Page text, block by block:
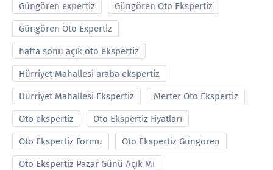
Güngören expertiz Güngören Oto Ekspertiz
Güngören Oto Expertiz
hafta sonu açık oto ekspertiz
Hürriyet Mahallesi araba ekspertiz
Hürriyet Mahallesi Ekspertiz Merter Oto Ekspertiz
Oto ekspertiz Oto Ekspertiz Fiyatları
Oto Ekspertiz Formu Oto Ekspertiz Güngören
Oto Ekspertiz Pazar Günü Açık Mı